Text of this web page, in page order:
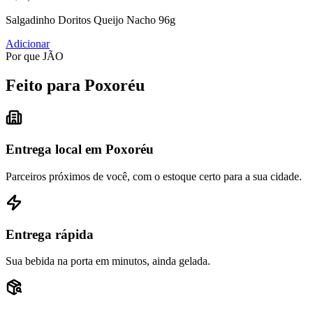
Salgadinho Doritos Queijo Nacho 96g
Adicionar
Por que JÃO
Feito para Poxoréu
Entrega local em Poxoréu
Parceiros próximos de você, com o estoque certo para a sua cidade.
Entrega rápida
Sua bebida na porta em minutos, ainda gelada.